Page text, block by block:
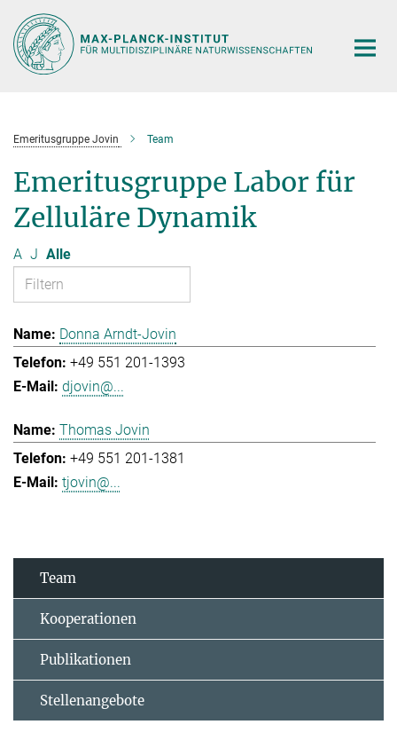
Hauptinhalt
Emeritusgruppe Jovin Team
Emeritusgruppe Labor für
Zelluläre Dynamik
A J Alle
Donna Arndt-Jovin
+49 551 201-1393
djovin@...
Thomas Jovin
+49 551 201-1381
tjovin@...
Team
Kooperationen
Publikationen
Stellenangebote